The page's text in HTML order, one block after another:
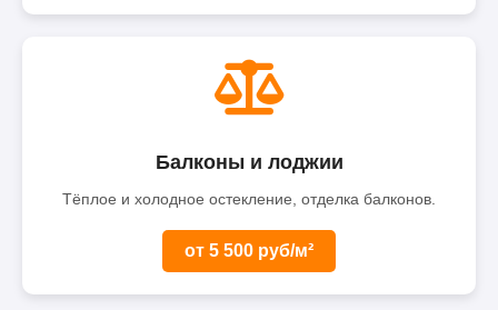
Балконы и лоджии
Тёплое и холодное остекление, отделка балконов.
от 5 500 руб/м²